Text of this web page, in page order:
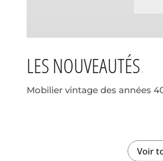
LES NOUVEAUTÉS
Mobilier vintage des années
Voir